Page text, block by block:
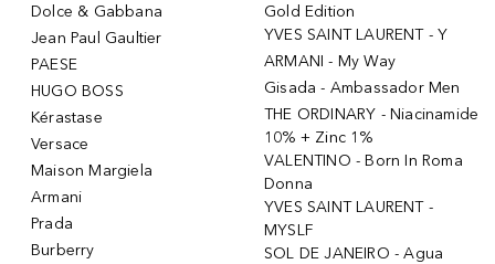
Dolce & Gabbana
Jean Paul Gaultier
PAESE
HUGO BOSS
Kérastase
Versace
Maison Margiela
Armani
Prada
Burberry
Gold Edition
YVES SAINT LAURENT - Y
ARMANI - My Way
Gisada - Ambassador Men
THE ORDINARY - Niacinamide
10% + Zinc 1%
VALENTINO - Born In Roma
Donna
YVES SAINT LAURENT -
MYSLF
SOL DE JANEIRO - Agua